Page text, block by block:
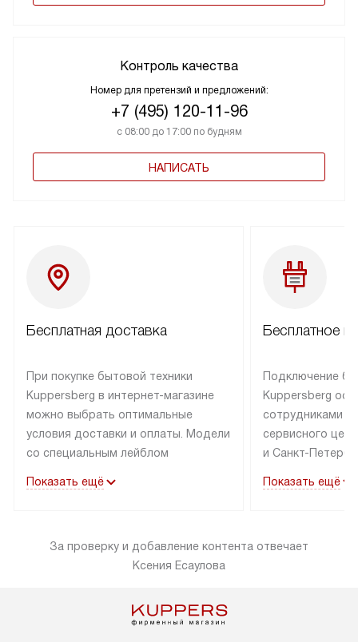
Контроль качества
Номер для претензий и предложений:
+7 (495) 120-11-96
с 08:00 до 17:00 по будням
НАПИСАТЬ
Бесплатная доставка
При покупке бытовой техники
Kuppersberg в интернет-магазине
можно выбрать оптимальные
условия доставки и оплаты. Модели
со специальным лейблом
в пределах МКАД до подъезда,
«в наличии» может быть отправлен
покупателю в течение трех дней.
и другие регионы осуществляется
через транспортную компанию.
Показать ещё
Бесплатное
Подключение
Kuppersberg
сотрудниками
сервисного
и Санкт-
подключается к
за пределы
Показать ещё
За проверку и добавление контента отвечает
Ксения Есаулова